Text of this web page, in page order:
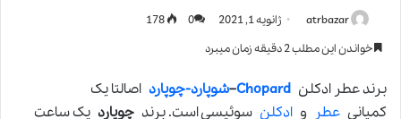
atrbazar ژانویه 1, 2021 0
خواندن این مطلب 2 دقیقه زمان میبرد
برند عطر ادکلن Chopard
–شوپارد-چوپارد اصالتا یک
کمپانی عطر و ادکلن سوئیسی است. برند چوپارد يک ساعت